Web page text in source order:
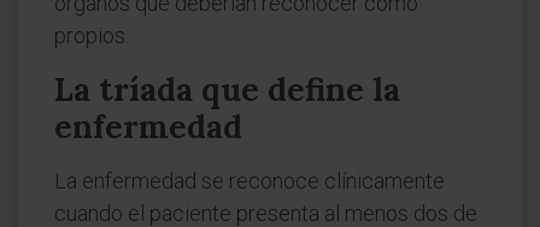
propios.
La tríada que define la
enfermedad
La enfermedad se reconoce clínicamente
cuando el paciente presenta al menos dos de